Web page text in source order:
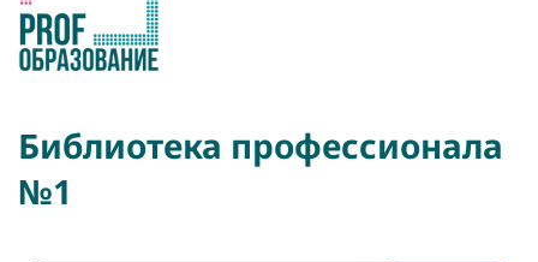
Библиотека профессионала
№1